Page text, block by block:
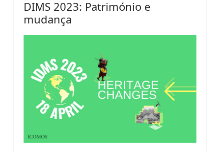
DIMS 2023: Património e
mudança